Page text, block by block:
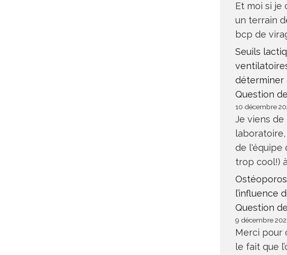
Et moi si je
un terrain
bcp de
Seuils
déterminer
Question
10 décembre
Je viens
de l'équipe
trop cool!)
l’influence
Question
9 décembre
Merci pour
le fait que